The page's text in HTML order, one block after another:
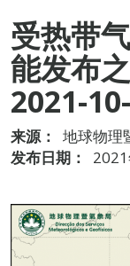
受热带
能发布
2021-
来源：
地球物理
发布日期：